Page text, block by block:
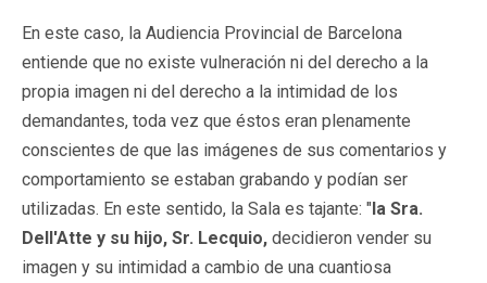
En este caso, la Audiencia Provincial de Barcelona
entiende que no existe vulneración ni del derecho a la
propia imagen ni del derecho a la intimidad de los
demandantes, toda vez que éstos eran plenamente
conscientes de que las imágenes de sus comentarios y
comportamiento se estaban grabando y podían ser
utilizadas. En este sentido, la Sala es tajante: "la Sra.
Dell'Atte y su hijo, Sr. Lecquio, decidieron vender su
imagen y su intimidad a cambio de una cuantiosa